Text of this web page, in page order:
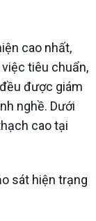
cao nhất,
tiêu chuẩn,
được giám
nghề. Dưới
cao tại
sát hiện trạng